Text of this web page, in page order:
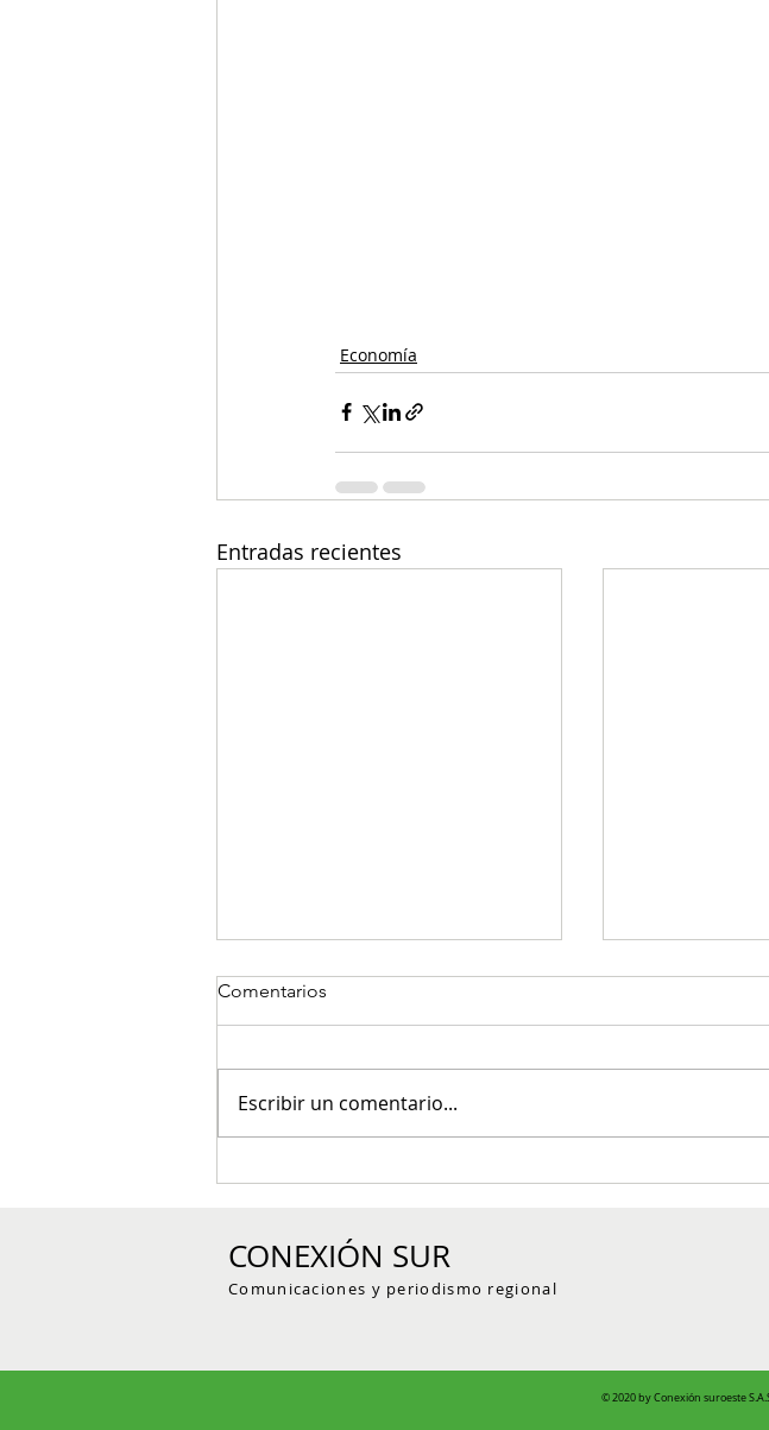
Economía
Entradas recientes
Trabajo confirma el fin de la
intervención
Comentarios
Escribir un comentario...
CONEXIÓN SUR
Comunicaciones y periodismo regional
© 2020 by Conexión suroeste